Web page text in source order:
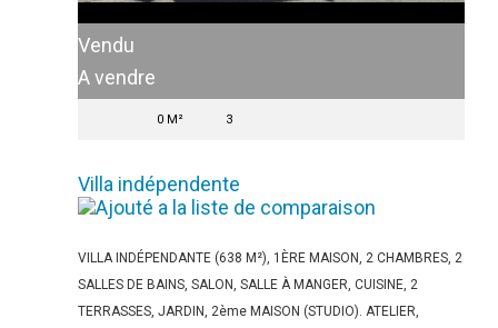
Vendu
A vendre
0 M² 3
Villa indépendente
VILLA INDÉPENDANTE (638 M²), 1ÈRE MAISON, 2 CHAMBRES, 2
SALLES DE BAINS, SALON, SALLE À MANGER, CUISINE, 2
TERRASSES, JARDIN, 2ème MAISON (STUDIO). ATELIER,